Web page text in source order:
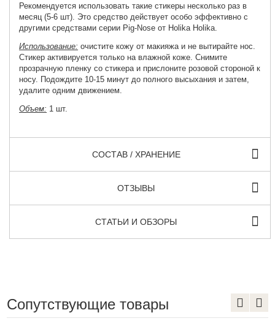
Рекомендуется использовать такие стикеры несколько раз в
месяц (5-6 шт). Это средство действует особо эффективно с
другими средствами серии Pig-Nose от Holika Holika.
Использование: очистите кожу от макияжа и не вытирайте нос.
Стикер активируется только на влажной коже. Снимите
прозрачную пленку со стикера и прислоните розовой стороной к
носу. Подождите 10-15 минут до полного высыхания и затем,
удалите одним движением.
Объем: 1 шт.
СОСТАВ / ХРАНЕНИЕ
ОТЗЫВЫ
СТАТЬИ И ОБЗОРЫ
Сопутствующие товары